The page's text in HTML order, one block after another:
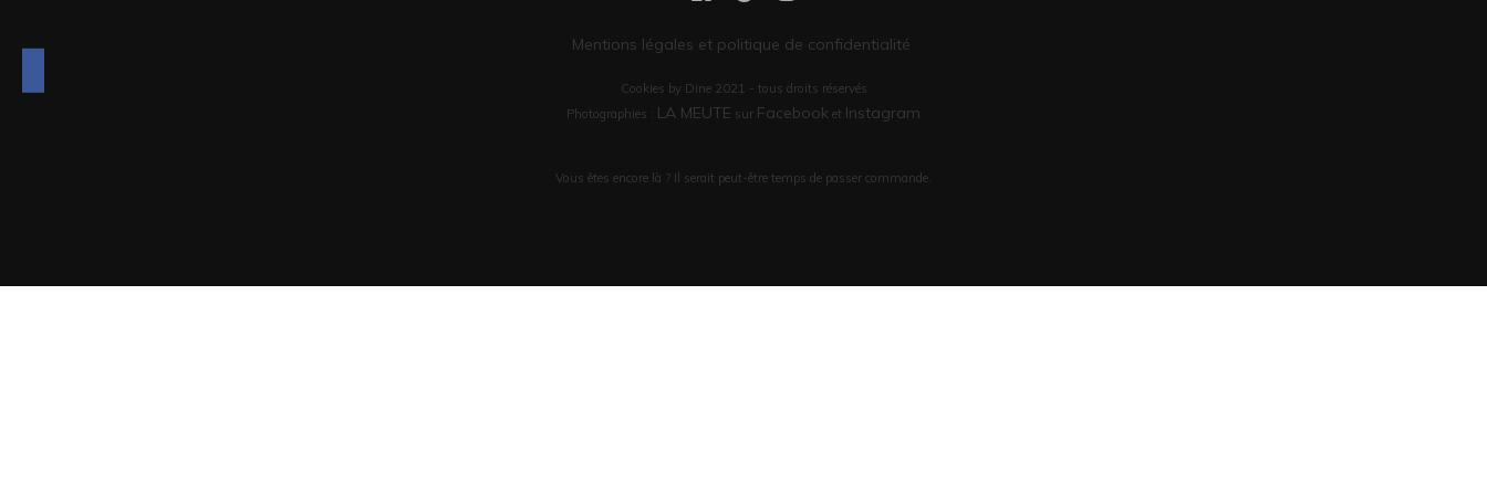
Mentions légales et politique de confidentialité
Cookies by Dine 2021 - tous droits réservés
Photographies : LA MEUTE sur Facebook et Instagram
Vous êtes encore là ? Il serait peut-être temps de passer commande.